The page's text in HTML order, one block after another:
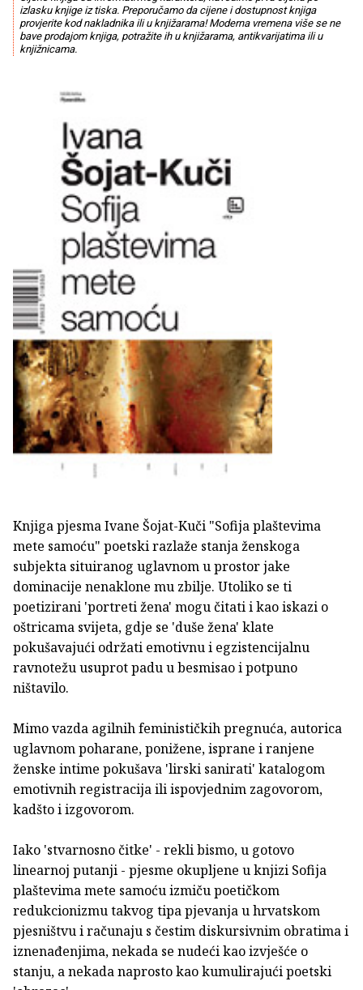
izlasku knjige iz tiska. Preporučamo da cijene i dostupnost knjiga
provjerite kod nakladnika ili u knjižarama! Moderna vremena više se ne
bave prodajom knjiga, potražite ih u knjižarama, antikvarijatima ili u
knjižnicama.
Knjiga pjesma Ivane Šojat-Kuči "Sofija plaštevima
mete samoću" poetski razlaže stanja ženskoga
subjekta situiranog uglavnom u prostor jake
dominacije nenaklone mu zbilje. Utoliko se ti
poetizirani 'portreti žena' mogu čitati i kao iskazi o
oštricama svijeta, gdje se 'duše žena' klate
pokušavajući održati emotivnu i egzistencijalnu
ravnotežu usuprot padu u besmisao i potpuno
ništavilo.
Mimo vazda agilnih feminističkih pregnuća, autorica
uglavnom poharane, ponižene, isprane i ranjene
ženske intime pokušava 'lirski sanirati' katalogom
emotivnih registracija ili ispovjednim zagovorom,
kadšto i izgovorom.
Iako 'stvarnosno čitke' - rekli bismo, u gotovo
linearnoj putanji - pjesme okupljene u knjizi Sofija
plaštevima mete samoću izmiču poetičkom
redukcionizmu takvog tipa pjevanja u hrvatskom
pjesništvu i računaju s čestim diskursivnim obratima i
iznenađenjima, nekada se nudeći kao izvješće o
stanju, a nekada naprosto kao kumulirajući poetski